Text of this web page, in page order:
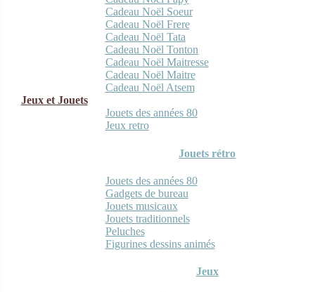
Cadeau Noël Soeur
Cadeau Noël Frere
Cadeau Noël Tata
Cadeau Noël Tonton
Cadeau Noël Maitresse
Cadeau Noël Maitre
Cadeau Noël Atsem
Jeux et Jouets
Jouets des années 80
Jeux retro
Jouets rétro
Jouets des années 80
Gadgets de bureau
Jouets musicaux
Jouets traditionnels
Peluches
Figurines dessins animés
Jeux